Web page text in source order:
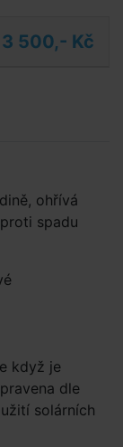
3 500,- Kč
ohřívá
spadu
když je
dle
solárních